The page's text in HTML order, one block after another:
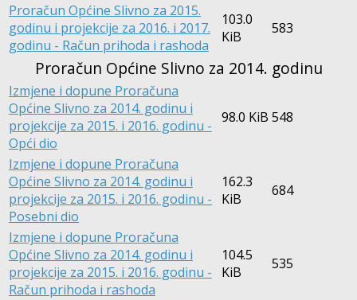
Proračun Općine Slivno za 2015.
godinu i projekcije za 2016. i 2017.
godinu - Račun prihoda i rashoda
103.0
KiB
583
Proračun Općine Slivno za 2014. godinu
Izmjene i dopune Proračuna
Općine Slivno za 2014. godinu i
projekcije za 2015. i 2016. godinu -
Opći dio
98.0 KiB 548
Izmjene i dopune Proračuna
Općine Slivno za 2014. godinu i
projekcije za 2015. i 2016. godinu -
Posebni dio
162.3
KiB
684
Izmjene i dopune Proračuna
Općine Slivno za 2014. godinu i
projekcije za 2015. i 2016. godinu -
Račun prihoda i rashoda
104.5
KiB
535